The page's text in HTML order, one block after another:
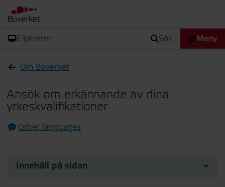
E-tjänster sök Meny
Om Boverket
Ansök om erkännande av dina
yrkeskvalifikationer
Other languages
Innehåll på sidan